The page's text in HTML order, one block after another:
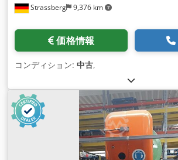
Strassberg 9,376 km
価格情報
コンディション: 中古,